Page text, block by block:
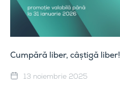
Cumpără liber, câștigă liber!
13 noiembrie 2025